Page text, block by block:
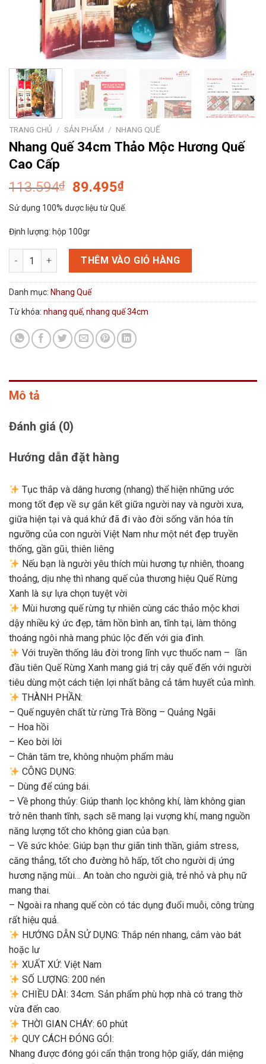
TRANG CHỦ / SẢN PHẨM / NHANG QUẾ
Nhang Quế 34cm Thảo Mộc Hương Quế
Cao Cấp
113.594₫ 89.495₫
Sử dụng 100% dược liệu từ Quế.
Định lượng: hộp 100gr
Nhang Quế 34cm Thảo Mộc Hương Quế Cao Cấp số lượng
THÊM VÀO GIỎ HÀNG
Danh mục: Nhang Quế
Từ khóa: nhang quế, nhang quế 34cm
Mô tả
Đánh giá (0)
Hướng dẫn đặt hàng
Tục thắp và dâng hương (nhang) thể hiện những ước
mong tốt đẹp về sự gắn kết giữa người nay và người xưa,
giữa hiện tại và quá khứ đã đi vào đời sống văn hóa tín
ngưỡng của con người Việt Nam như một nét đẹp truyền
thống, gần gũi, thiên liêng
Nếu bạn là người yêu thích mùi hương tự nhiên, thoang
thoảng, dịu nhẹ thì nhang quế của thương hiệu Quế Rừng
Xanh là sự lựa chọn tuyệt vời
Mùi hương quế rừng tự nhiên cùng các thảo mộc khơi
dậy nhiều ký ức đẹp, tâm hồn bình an, tĩnh tại, làm thông
thoáng ngôi nhà mang phúc lộc đến với gia đình.
Với truyền thống lâu đời trong lĩnh vực thuốc nam – lần
đầu tiên Quế Rừng Xanh mang giá trị cây quế đến với người
tiêu dùng một cách tiện lợi nhất bằng cả tâm huyết của mình.
THÀNH PHẦN:
– Quế nguyên chất từ rừng Trà Bồng – Quảng Ngãi
– Hoa hồi
– Keo bời lời
– Chân tăm tre, không nhuộm phẩm màu
CÔNG DỤNG:
– Dùng để cúng bái.
– Về phong thủy: Giúp thanh lọc không khí, làm không gian
trở nên thanh tĩnh, sạch sẽ mang lại vượng khí, mang nguồn
năng lượng tốt cho không gian của bạn.
– Về sức khỏe: Giúp bạn thư giãn tinh thần, giảm stress,
căng thẳng, tốt cho đường hô hấp, tốt cho người dị ứng
hương nặng mùi… An toàn cho người già, trẻ nhỏ và phụ nữ
mang thai.
– Ngoài ra nhang quế còn có tác dụng đuổi muỗi, công trùng
rất hiệu quả.
HƯỚNG DẪN SỬ DỤNG: Thắp nén nhang, cắm vào bát
hoặc lư
XUẤT XỨ: Việt Nam
SỐ LƯỢNG: 200 nén
CHIỀU DÀI: 34cm. Sản phẩm phù hợp nhà có trang thờ
vừa đến cao.
THỜI GIAN CHÁY: 60 phút
QUY CÁCH ĐÓNG GÓI:
Nhang được đóng gói cẩn thận trong hộp giấy, dán miệng